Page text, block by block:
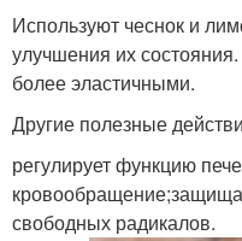
Используют чеснок и
улучшения их
более эластичными.
Другие полезные
регулирует функцию
свободных радикалов.